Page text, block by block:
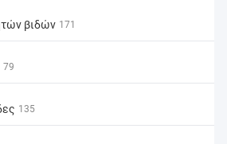
βιδών 171
79
135